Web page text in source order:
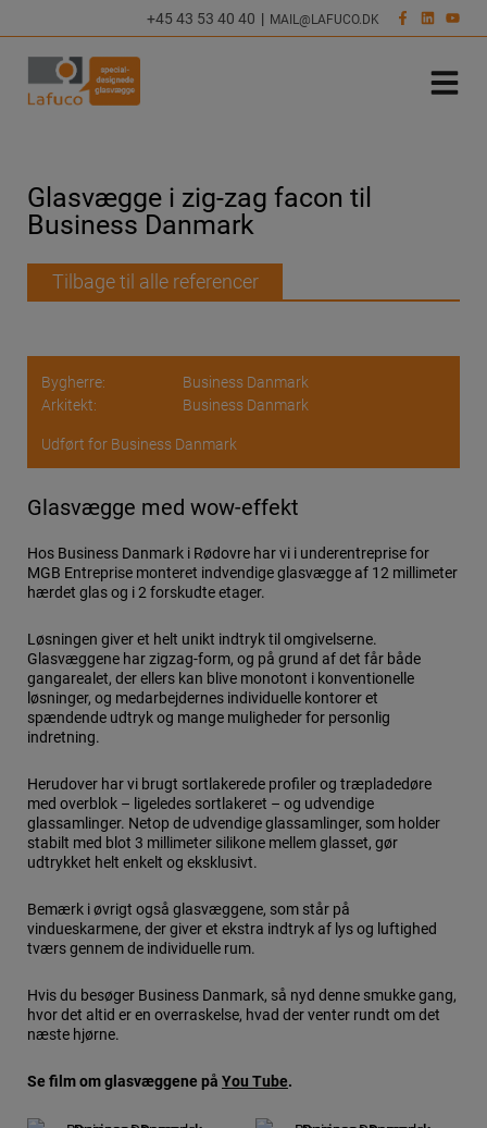
til
indholdet
+45 43 53 40 40 | MAIL@LAFUCO.DK
Glasvægge i zig-zag facon til
Business Danmark
Tilbage til alle referencer
Bygherre:
Business Danmark
Arkitekt:
Business Danmark
Udført for Business Danmark
Glasvægge med wow-effekt
Hos Business Danmark i Rødovre har vi i underentreprise for
MGB Entreprise monteret indvendige glasvægge af 12 millimeter
hærdet glas og i 2 forskudte etager.
Løsningen giver et helt unikt indtryk til omgivelserne.
Glasvæggene har zigzag-form, og på grund af det får både
gangarealet, der ellers kan blive monotont i konventionelle
løsninger, og medarbejdernes individuelle kontorer et
spændende udtryk og mange muligheder for personlig
indretning.
Herudover har vi brugt sortlakerede profiler og træpladedøre
med overblok – ligeledes sortlakeret – og udvendige
glassamlinger. Netop de udvendige glassamlinger, som holder
stabilt med blot 3 millimeter silikone mellem glasset, gør
udtrykket helt enkelt og eksklusivt.
Bemærk i øvrigt også glasvæggene, som står på
vindueskarmene, der giver et ekstra indtryk af lys og luftighed
tværs gennem de individuelle rum.
Hvis du besøger Business Danmark, så nyd denne smukke gang,
hvor det altid er en overraskelse, hvad der venter rundt om det
næste hjørne.
Se film om glasvæggene på You Tube.